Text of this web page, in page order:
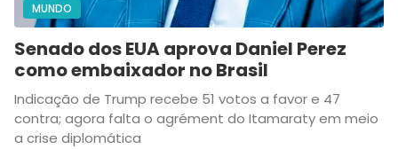
MUNDO
Senado dos EUA aprova Daniel Perez
como embaixador no Brasil
Indicação de Trump recebe 51 votos a favor e 47
contra; agora falta o agrément do Itamaraty em meio
a crise diplomática